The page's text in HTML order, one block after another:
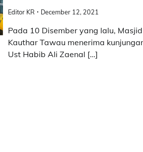
Editor KR December 12, 2021
Pada 10 Disember yang lalu,
Kauthar Tawau menerima
Ust Habib Ali Zaenal […]